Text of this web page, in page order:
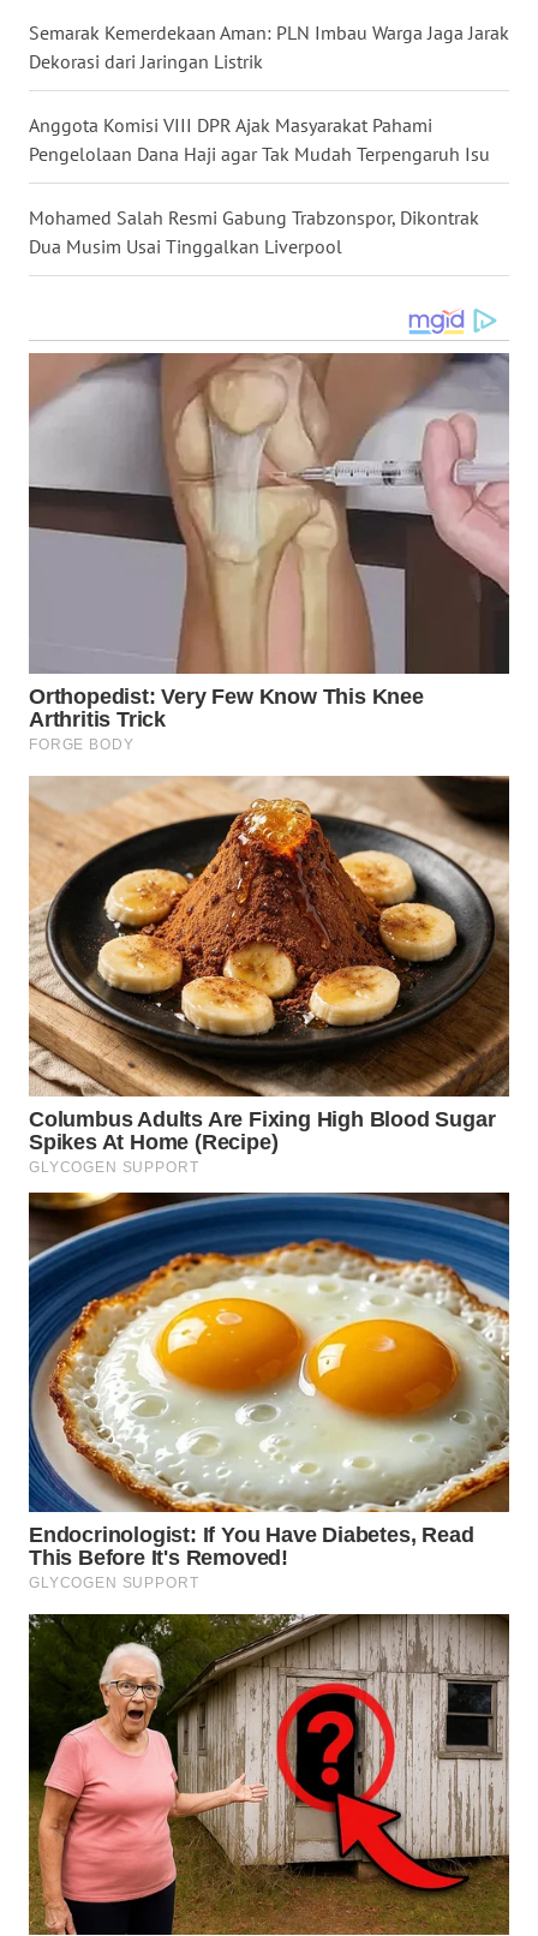
Semarak Kemerdekaan Aman: PLN Imbau Warga Jaga Jarak
Dekorasi dari Jaringan Listrik
Anggota Komisi VIII DPR Ajak Masyarakat Pahami
Pengelolaan Dana Haji agar Tak Mudah Terpengaruh Isu
Mohamed Salah Resmi Gabung Trabzonspor, Dikontrak
Dua Musim Usai Tinggalkan Liverpool
WN
WN
KALTARA
KALSEL
KALTIM
WN
GORONTALO
WN
MALUKU
WN
DAIRI
WN
DANAU
TOBA
WN
NIAS
WN
LANGKAT
WN
TAPANULI
SELATAN
WN
TANJUNG
LESUNG
WN
KARO
WN
SIMALUNGUN
WN
LABUHANBATU
WN
TAPANULI
TENGAH
WN DELI
SERDANG